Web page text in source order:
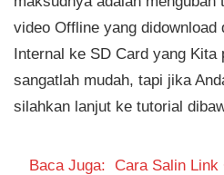
video Offline yang didownload
Internal ke SD Card yang Kita
sangatlah mudah, tapi jika
silahkan lanjut ke tutorial
Baca Juga: Cara Salin Link